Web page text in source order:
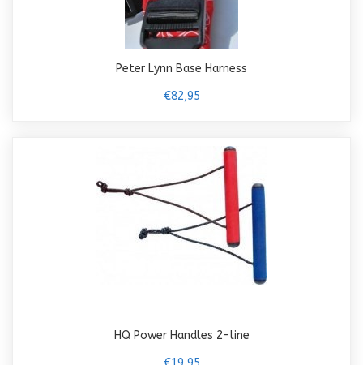
Peter Lynn Base Harness
€82,95
HQ Power Handles 2-line